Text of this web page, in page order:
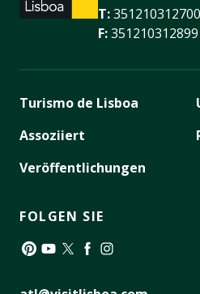
T:351210312700
F:351210312899
Turismo de Lisboa
Assoziiert
Veröffentlichungen
FOLGEN SIE